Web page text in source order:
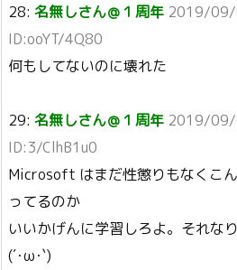
28: 名無しさん＠１周年 2019/09/
ID:ooYT/4Q80
何もしてないのに壊れた
29: 名無しさん＠１周年 2019/09/
ID:3/ClhB1u0
Microsoft はまだ性懲りもなくこ
ってるのか
いいかげんに学習しろよ。それな
(´･ω･`)